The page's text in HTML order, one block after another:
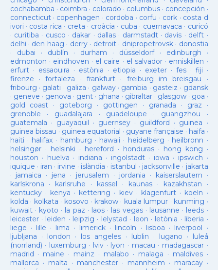
cochabamba · coimbra · colorado · columbus· concepción ·
connecticut· copenhagen · cordoba · corfu · cork · costa d
ivori · costa rica · creta · croàcia · cuba · cuernavaca · curicó
· curitiba · cusco · dakar · dallas · darmstadt· davis · delft ·
delhi · den haag · derry· detroit· dnipropetrovsk· donostia
· dubai · dublín · durham · düsseldorf· edinburgh ·
edmonton · eindhoven · el caire · el salvador · enniskillen ·
erfurt· essaouira · estònia · etiopia · exeter· fes· fiji ·
firenze ·fortaleza · frankfurt· freiburg im breisgau ·
fribourg · galati · galiza · galway· gambia · gasteiz · gdansk
· geneve · genova · gent· ghana · gibraltar· glasgow· goa ·
gold coast · goteborg · gottingen · granada · graz ·
grenoble · guadalajara · guadeloupe · guangzhou ·
guatemala · guayaquil · guernsey· guildford · guinea ·
guinea bissau · guinea equatorial · guyane française · haifa ·
haiti · halifax · hamburg · hawaii · heidelberg · heilbronn ·
helsingør· helsinki · hereford · honduras· hong kong ·
houston · huelva · indiana · ingolstadt· iowa · ipswich ·
iquique · iran · irvine · islàndia · istanbul · jacksonville · jakarta
· jamaica · jena · jerusalem · jordania · kaiserslautern ·
karlskrona · karlsruhe · kassel · kaunas· kazakhstan ·
kentucky· kenya · kettering · kiev· klagenfurt · koeln ·
kolda · kolkata · kosovo · krakow· kuala lumpur · kunming ·
kuwait· kyoto · la paz · laos· las vegas· lausanne · leeds ·
leicester· leiden · leipzig · lelystad · leon · letònia · liberia ·
liege · lille · lima · limerick· lincoln · lisboa · liverpool ·
ljubljana · london · los angeles· lublin · lugano · luleå
(norrland) · luxemburg · lviv · lyon · macau · madagascar·
madrid · maine · mainz · malabo · malaga · maldives·
mallorca · malta · manchester· mannheim · maracay·